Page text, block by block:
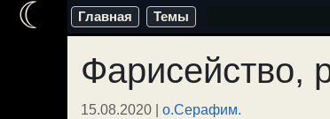
Перейти
содержимому
Главная Темы
Фарисейство,
15.08.2020 | о.Серафим.
☾